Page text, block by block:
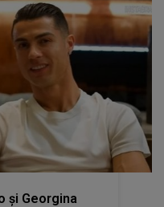
și Georgina